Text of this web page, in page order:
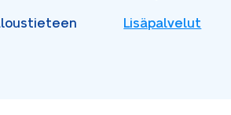
Lisäpalvelut